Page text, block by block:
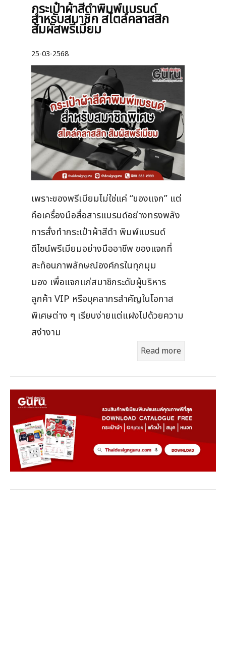
กระเป๋าผ้าสีดำพิมพ์แบรนด์
สำหรับสมาชิก สไตล์คลาสสิก
สัมผัสพรีเมียม
25-03-2568
เพราะของพรีเมียมไม่ใช่แค่ “ของแจก” แต่
คือเครื่องมือสื่อสารแบรนด์อย่างทรงพลัง
การสั่งทำกระเป๋าผ้าสีดำ พิมพ์แบรนด์
ดีไซน์พรีเมียมอย่างมืออาชีพ ของแจกที่
สะท้อนภาพลักษณ์องค์กรในทุกมุม
มอง เพื่อแจกแก่สมาชิกระดับผู้บริหาร
ลูกค้า VIP หรือบุคลากรสำคัญในโอกาส
พิเศษต่าง ๆ เรียบง่ายแต่แฝงไปด้วยความ
สง่างาม
Read more